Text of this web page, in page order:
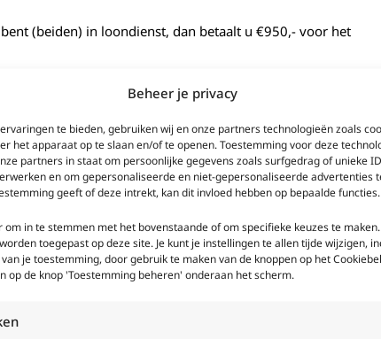
Beheer je privacy
te bieden, gebruiken wij en onze partners technologieën zoals
het apparaat op te slaan en/of te openen. Toestemming voor deze
partners in staat om persoonlijke gegevens zoals surfgedrag of unieke
en om gepersonaliseerde en niet-gepersonaliseerde advertenties
geeft of deze intrekt, kan dit invloed hebben op bepaalde functies.
om in te stemmen met het bovenstaande of om specifieke keuzes te maken.
toegepast op deze site. Je kunt je instellingen te allen tijde wijzigen,
je toestemming, door gebruik te maken van de knoppen op het
op de knop 'Toestemming beheren' onderaan het scherm.
(beiden) in loondienst, dan betaalt u €950,- voor het
jaarcijfers, soms beoordeeld een geldverstrekker dat
begeleiden, dat kost dit ons extra tijd en is het traject
het aanvragen van een hypotheek. De kosten hiervoor
om een hypotheek af te mogen sluiten, denk hierbij aan
Het extra aanvragen van een starterslening of u net